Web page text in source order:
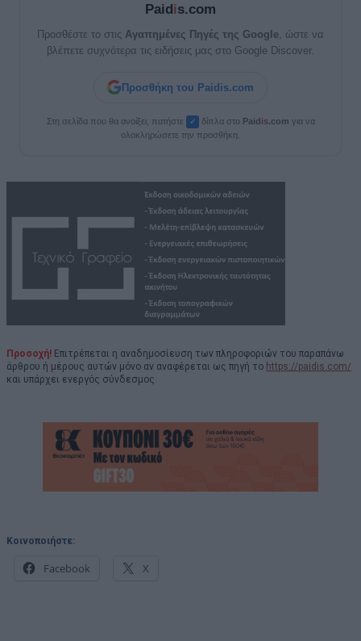
Paidis.com
Προσθέστε το στις Αγαπημένες Πηγές της Google , ώστε να
βλέπετε συχνότερα τις ειδήσεις μας στο Google Discover.
Προσθήκη του Paidis.com
Στη σελίδα που θα ανοίξει, πατήστε ✓ δίπλα στο Paidis.com για να
ολοκληρώσετε την προσθήκη.
Προσοχή! Επιτρέπεται η αναδημοσίευση των πληροφοριών του παραπάνω
άρθρου ή μέρους αυτών μόνο αν αναφέρεται ως πηγή το https://paidis.com/
και υπάρχει ενεργός σύνδεσμος.
Κοινοποιήστε:
Facebook X